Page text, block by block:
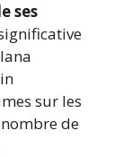
ses
sur les
de